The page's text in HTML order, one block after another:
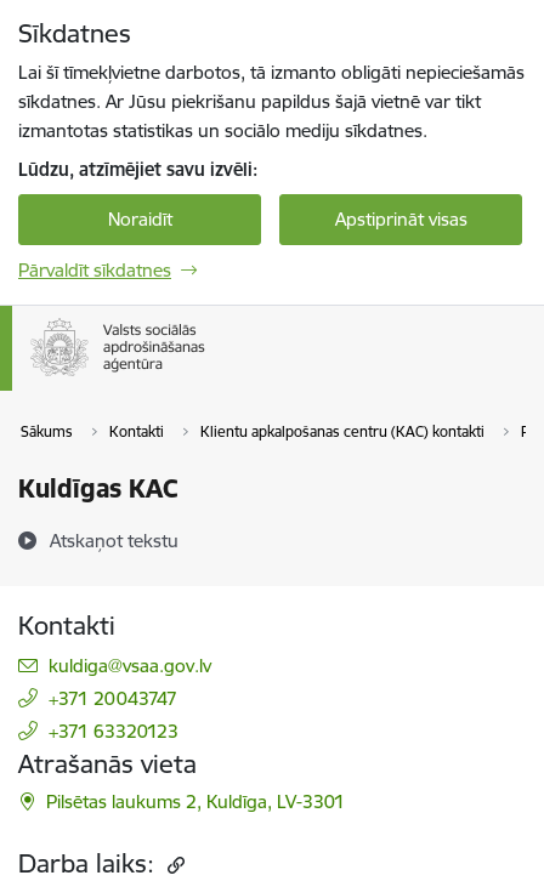
Sīkdatnes
Lai šī tīmekļvietne darbotos, tā izmanto obligāti nepieciešamās
sīkdatnes. Ar Jūsu piekrišanu papildus šajā vietnē var tikt
izmantotas statistikas un sociālo mediju sīkdatnes.
Lūdzu, atzīmējiet savu izvēli:
Noraidīt Apstiprināt visas
Pārvaldīt sīkdatnes
Sākums Kontakti Klientu apkalpošanas centru (KAC) kontakti
Kuldīgas KAC
Atskaņot tekstu
Kontakti
E-pasts:
kuldiga@vsaa.gov.lv
+371 20043747
+371 63320123
Atrašanās vieta
Pilsētas laukums 2, Kuldīga, LV-3301
Darba laiks: